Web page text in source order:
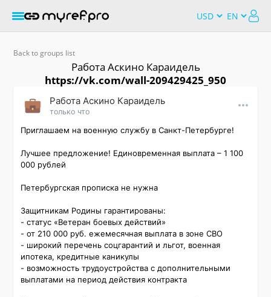
Back to groups list
Работа Аскино Караидель
https://vk.com/wall-209429425_950
Работа Аскино Караидель
только что
Приглашаем на военную службу в Санкт-Петербурге!
Лучшее предложение! Единовременная выплата – 1 100
000 рублей
Петербургская прописка не нужна
Защитникам Родины гарантированы:
- статус «Ветеран боевых действий»
- от 210 000 руб. ежемесячная выплата в зоне СВО
- широкий перечень соцгарантий и льгот, военная
ипотека, кредитные каникулы
- возможность трудоустройства с дополнительными
выплатами на период действия контракта